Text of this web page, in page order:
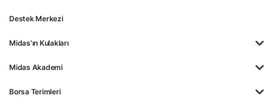
Destek Merkezi
Midas'ın Kulakları
Midas Akademi
Borsa Terimleri